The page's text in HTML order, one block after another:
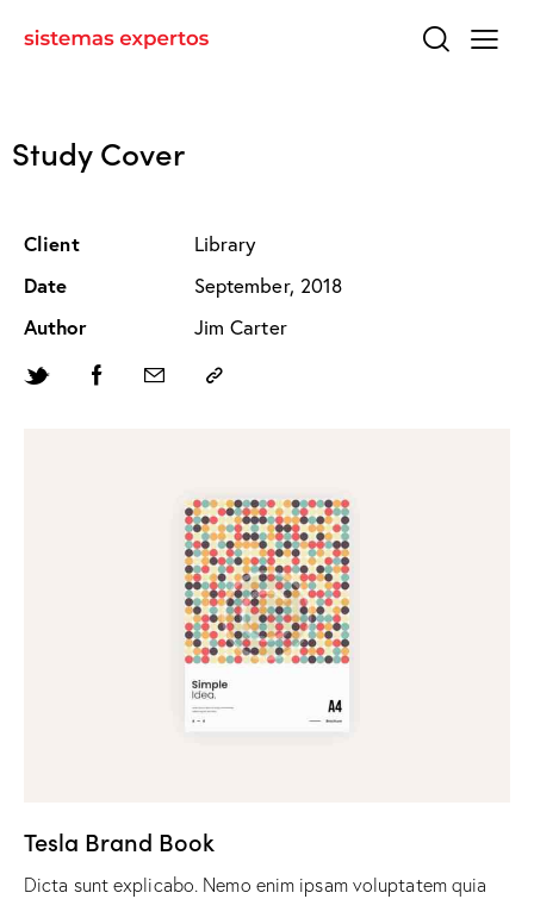
Study Cover
Tesla Brand Book
Dicta sunt explicabo. Nemo enim ipsam voluptatem quia
Client Library
Date September, 2018
Author Jim Carter